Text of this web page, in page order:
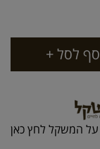
על המשקל לחץ כאן